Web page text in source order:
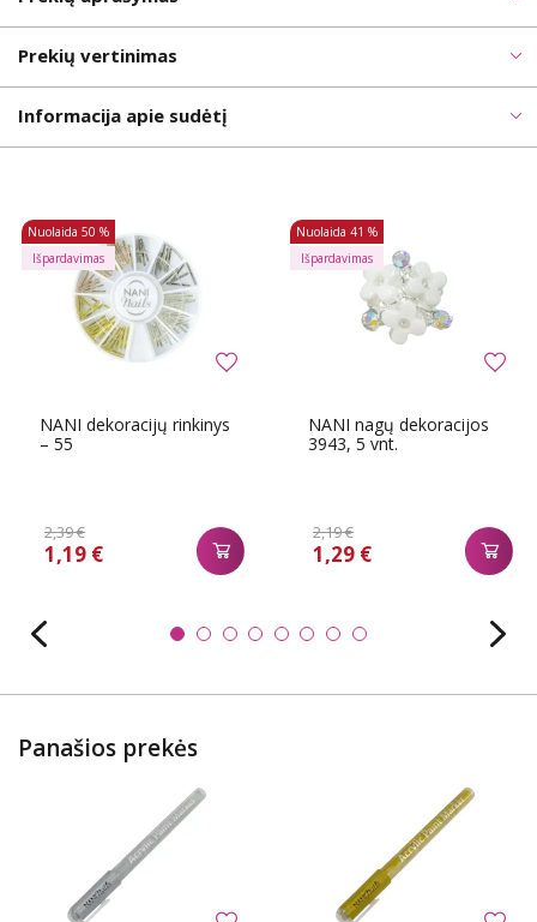
Prekių vertinimas
Informacija apie sudėtį
NANI dekoracijų rinkinys
– 55
2,39 €
1,19 €
Nuolaida 50 %
Išpardavimas
NANI nagų dekoracijos
3943, 5 vnt.
2,19 €
1,29 €
Nuolaida 41 %
Išpardavimas
Panašios prekės